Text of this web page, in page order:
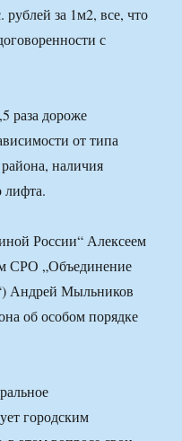
за 1м2, все, что
с
раза дороже
от типа
наличия
лифта.
России“ Алексеем
СРО „Объединение
Андрей Мыльников
об особом порядке
городским